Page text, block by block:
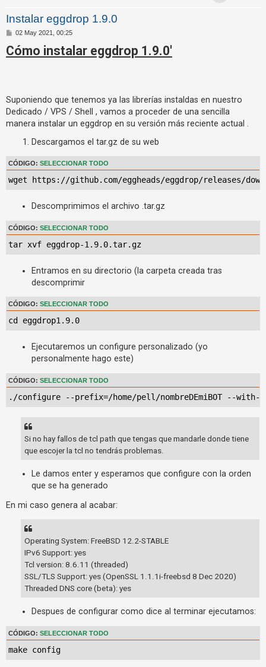
t
r
a
T
m
a
s
n
r
u
e
T
t
i
c
a
Instalar eggdrop 1.9.0
M
n
s
02 May 2021, 00:25
Cómo instalar eggdrop 1.9.0'
Suponiendo que tenemos ya las librerías instaldas en nuestro
Dedicado / VPS / Shell , vamos a proceder de una sencilla
manera instalar un eggdrop en su versión más reciente actual .
Descargamos el tar.gz de su web
CÓDIGO: SELECCIONAR TODO
wget https://github.com/eggheads/eggdrop/releases/
Descomprimimos el archivo .tar.gz
CÓDIGO: SELECCIONAR TODO
tar xvf eggdrop-1.9.0.tar.gz
Entramos en su directorio (la carpeta creada tras
descomprimir
CÓDIGO: SELECCIONAR TODO
cd eggdrop1.9.0
Ejecutaremos un configure personalizado (yo
personalmente hago este)
CÓDIGO: SELECCIONAR TODO
./configure --prefix=/home/pell/nombreDEmiBOT --with-
Si no hay fallos de tcl path que tengas que mandarle donde tiene
que escojer la tcl no tendrás problemas.
Le damos enter y esperamos que configure con la orden
que se ha generado
En mi caso genera al acabar:
Operating System: FreeBSD 12.2-STABLE
IPv6 Support: yes
Tcl version: 8.6.11 (threaded)
SSL/TLS Support: yes (OpenSSL 1.1.1i-freebsd 8 Dec 2020)
Threaded DNS core (beta): yes
Despues de configurar como dice al terminar ejecutamos:
CÓDIGO: SELECCIONAR TODO
make config